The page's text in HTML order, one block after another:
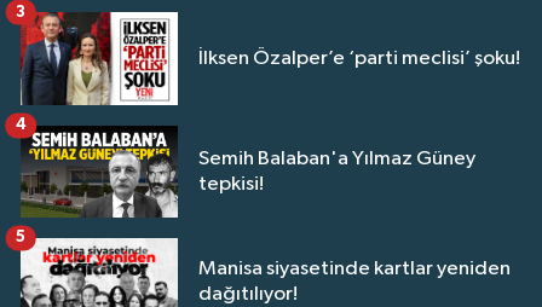
İlksen Özalper’e ‘parti meclisi’ şoku!
3
Semih Balaban'a Yılmaz Güney
tepkisi!
4
Manisa siyasetinde kartlar yeniden
dağıtılıyor!
5